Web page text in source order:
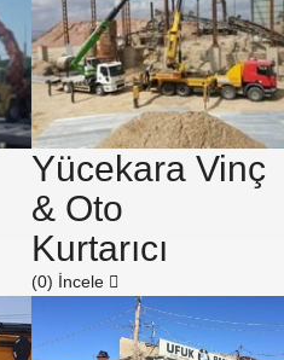
Yücekara Vinç
& Oto
Kurtarıcı
(0) İncele